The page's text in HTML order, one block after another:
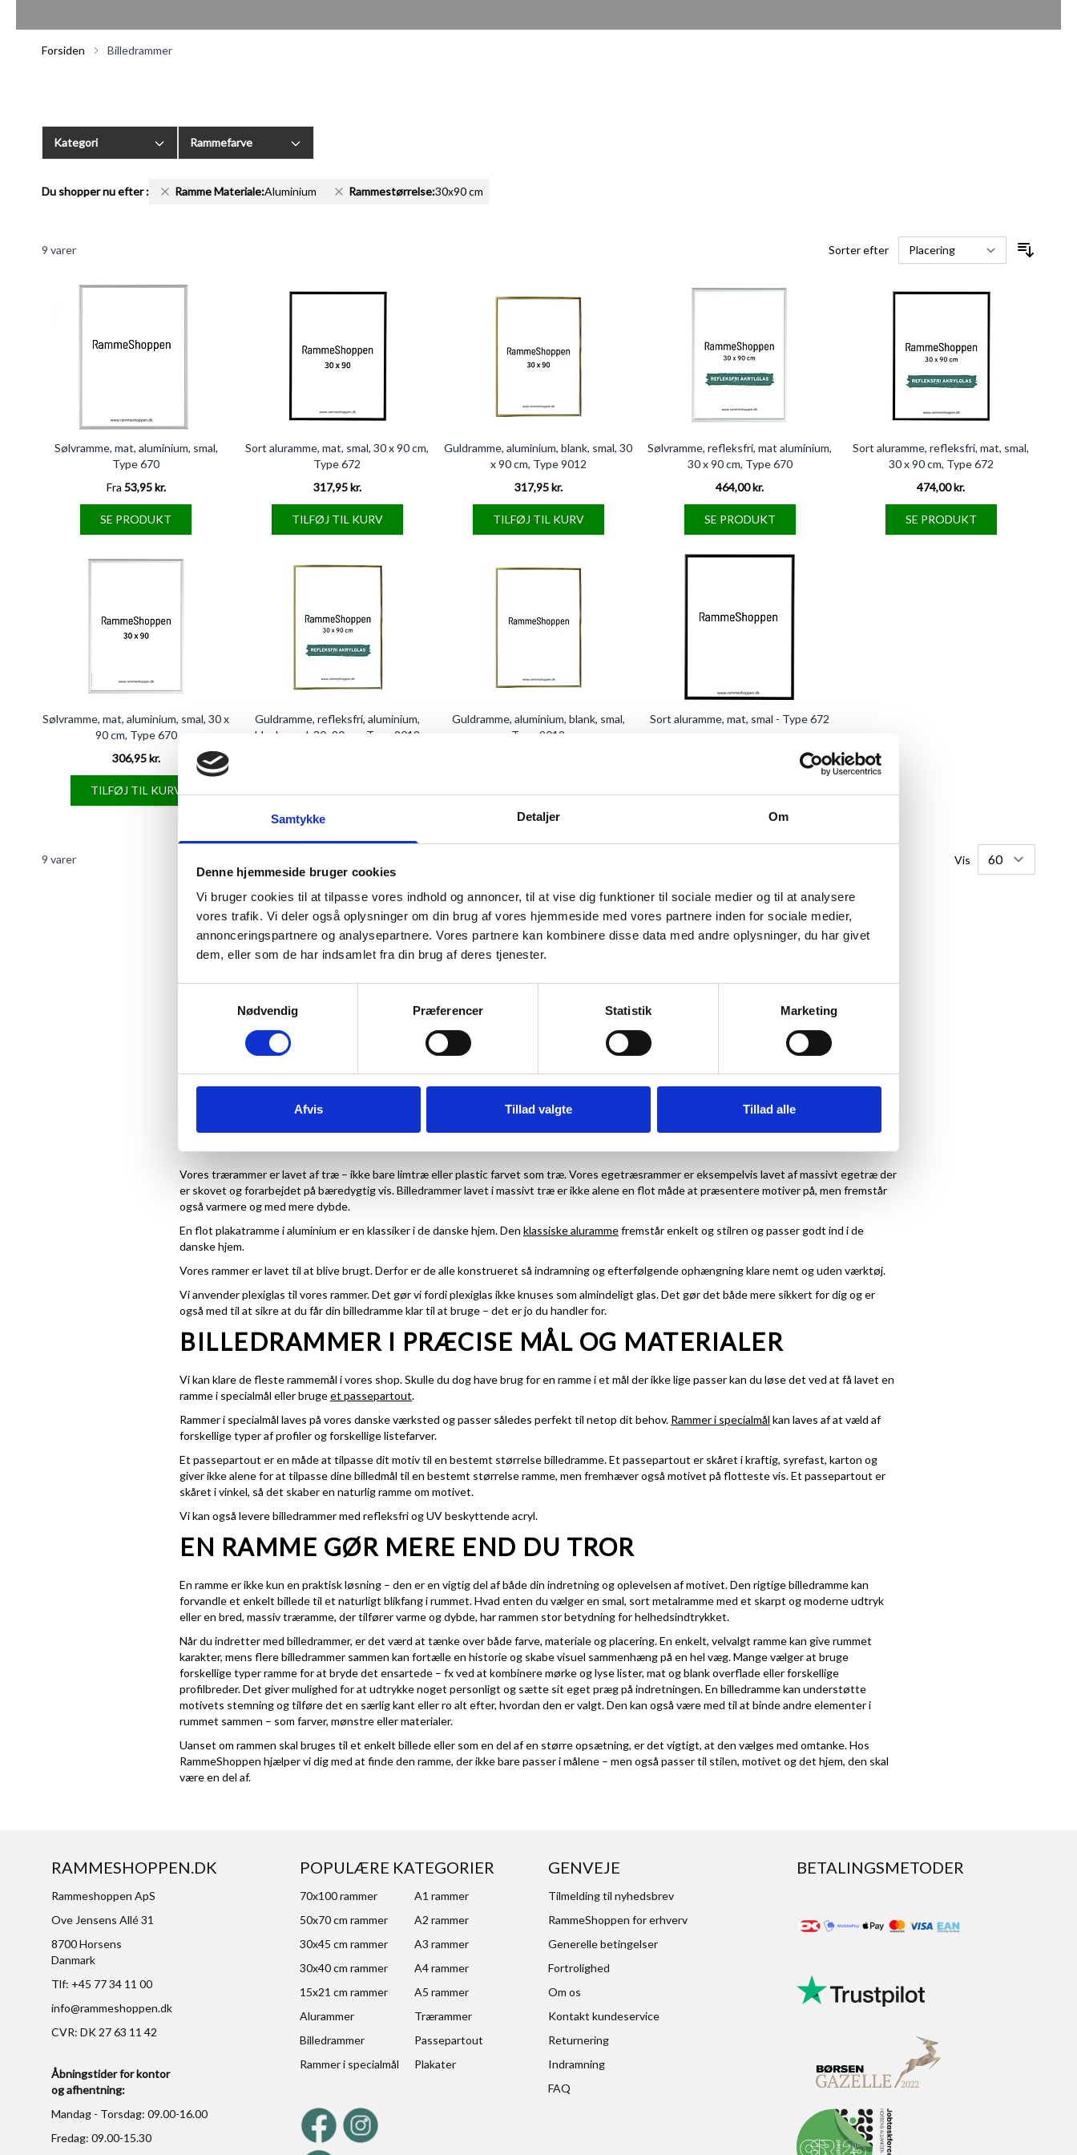
Samtykke Detaljer Om
Denne hjemmeside bruger cookies
Vi bruger cookies til at tilpasse vores indhold og annoncer, til at vise dig funktioner til sociale medier og til at analysere
vores trafik. Vi deler også oplysninger om din brug af vores hjemmeside med vores partnere inden for sociale medier,
annonceringspartnere og analysepartnere. Vores partnere kan kombinere disse data med andre oplysninger, du har givet
dem, eller som de har indsamlet fra din brug af deres tjenester.
Nødvendig
Præferencer Statistik Marketing
Afvis Tillad valgte Tillad alle
Forsiden Billedrammer
Du shopper nu efter: Ramme Materiale:Aluminium Rammestørrelse:30x90 cm
Kategori Rammefarve
9 varer Sorter efter
Sølvramme, mat, aluminium, smal,
Type 670
Fra 53,95 kr.
SE PRODUKT
Sort aluramme, mat, smal, 30 x 90 cm,
Type 672
317,95 kr.
TILFØJ TIL KURV
Guldramme, aluminium, blank, smal, 30
x 90 cm, Type 9012
317,95 kr.
TILFØJ TIL KURV
Sølvramme, refleksfri, mat aluminium,
30 x 90 cm, Type 670
464,00 kr.
SE PRODUKT
Sort aluramme, refleksfri, mat, smal,
30 x 90 cm, Type 672
474,00 kr.
SE PRODUKT
Sølvramme, mat, aluminium, smal, 30 x
90 cm, Type 670
306,95 kr.
TILFØJ TIL KURV
Guldramme, refleksfri, aluminium,
blank, smal, 30x90 cm, Type 9012
Guldramme, aluminium, blank, smal,
Type 9012
Sort aluramme, mat, smal - Type 672
9 varer Vis
RAMMER I GOD KVALITET TIL SKARPE PRISER
RammeShoppens udvalg af rammer er bredt og dækker alt fra skolefotos til kæmpeplakater, fra 9x13 fotos til plakater i A0 og op. Vi fører rammer
Vores store lager er klar til at pakke vores store udvalg af rammer og kan i de fleste tilfælde levere dine fotorammer eller plakatrammer fra dag til
Vi prøver altid at have gode priser til dig fra starten. Hvis du skal bruge et større antal fotorammer eller lignende, kan du altid spørge os efter en
god handel. Vi laver gode tilbud på rammer i standardmål eller på rammer i specielle størrelser.
KVALITET OG BÆREDYGTIGHED
Vores trærammer er lavet af træ – ikke bare limtræ eller plastic farvet som træ. Vores egetræsrammer er eksempelvis lavet af massivt egetræ der
er skovet og forarbejdet på bæredygtig vis. Billedrammer lavet i massivt træ er ikke alene en flot måde at præsentere motiver på, men fremstår
også varmere og med mere dybde.
En flot plakatramme i aluminium er en klassiker i de danske hjem. Den klassiske alurammefremstår enkelt og stilren og passer godt ind i de
danske hjem.
Vores rammer er lavet til at blive brugt. Derfor er de alle konstrueret så indramning og efterfølgende ophængning klare nemt og uden værktøj.
Vi anvender plexiglas til vores rammer. Det gør vi fordi plexiglas ikke knuses som almindeligt glas. Det gør det både mere sikkert for dig og er
også med til at sikre at du får din billedramme klar til at bruge – det er jo du handler for.
BILLEDRAMMER I PRÆCISE MÅL OG MATERIALER
Vi kan klare de fleste rammemål i vores shop. Skulle du dog have brug for en ramme i et mål der ikke lige passer kan du løse det ved at få lavet en
ramme i specialmål eller brugeet passepartout.
Rammer i specialmål laves på vores danske værksted og passer således perfekt til netop dit behov. Rammer i specialmål kan laves af at væld af
forskellige typer af profiler og forskellige listefarver.
Et passepartout er en måde at tilpasse dit motiv til en bestemt størrelse billedramme. Et passepartout er skåret i kraftig, syrefast, karton og
giver ikke alene for at tilpasse dine billedmål til en bestemt størrelse ramme, men fremhæver også motivet på flotteste vis. Et passepartout er
skåret i vinkel, så det skaber en naturlig ramme om motivet.
Vi kan også levere billedrammer med refleksfri og UV beskyttende acryl.
EN RAMME GØR MERE END DU TROR
En ramme er ikke kun en praktisk løsning – den er en vigtig del af både din indretning og oplevelsen af motivet. Den rigtige billedramme kan
forvandle et enkelt billede til et naturligt blikfang i rummet. Hvad enten du vælger en smal, sort metalramme med et skarpt og moderne udtryk
eller en bred, massiv træramme, der tilfører varme og dybde, har rammen stor betydning for helhedsindtrykket.
Når du indretter med billedrammer, er det værd at tænke over både farve, materiale og placering. En enkelt, velvalgt ramme kan give rummet
karakter, mens flere billedrammer sammen kan fortælle en historie og skabe visuel sammenhæng på en hel væg. Mange vælger at bruge
forskellige typer ramme for at bryde det ensartede – fx ved at kombinere mørke og lyse lister, mat og blank overflade eller forskellige
profilbreder. Det giver mulighed for at udtrykke noget personligt og sætte sit eget præg på indretningen. En billedramme kan understøtte
motivets stemning og tilføre det en særlig kant eller ro alt efter, hvordan den er valgt. Den kan også være med til at binde andre elementer i
rummet sammen – som farver, mønstre eller materialer.
Uanset om rammen skal bruges til et enkelt billede eller som en del af en større opsætning, er det vigtigt, at den vælges med omtanke. Hos
RammeShoppen hjælper vi dig med at finde den ramme, der ikke bare passer i målene – men også passer til stilen, motivet og det hjem, den skal
være en del af.
RAMMESHOPPEN.DK
Rammeshoppen ApS
Ove Jensens Allé 31
8700 Horsens
Danmark
Tlf: +45 77 34 11 00
info@rammeshoppen.dk
CVR: DK 27 63 11 42
Åbningstider for kontor
og afhentning:
Mandag - Torsdag: 09.00-16.00
Fredag: 09.00-15.30
POPULÆRE KATEGORIER
70x100 rammer
A1 rammer
50x70 cm rammer
A2 rammer
30x45 cm rammer
A3 rammer
30x40 cm rammer
A4 rammer
15x21 cm rammer
A5 rammer
Alurammer
Trærammer
Billedrammer
Passepartout
Rammer i specialmål
Plakater
GENVEJE
Tilmelding til nyhedsbrev
RammeShoppen for erhverv
Generelle betingelser
Fortrolighed
Om os
Kontakt kundeservice
Returnering
Indramning
FAQ
BETALINGSMETODER